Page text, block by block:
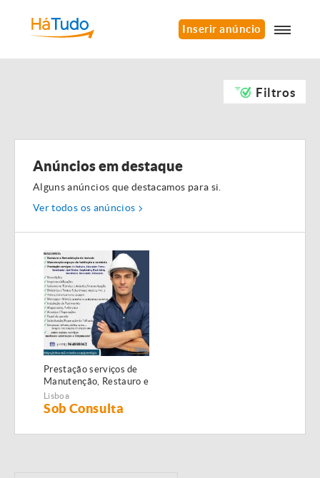
Inserir anúncio
Filtros
Anúncios em destaque
Alguns anúncios que destacamos para si.
Ver todos os anúncios
Prestação serviços de
Manutenção, Restauro e
Remodelação de
imóveis!
Lisboa
Sob Consulta